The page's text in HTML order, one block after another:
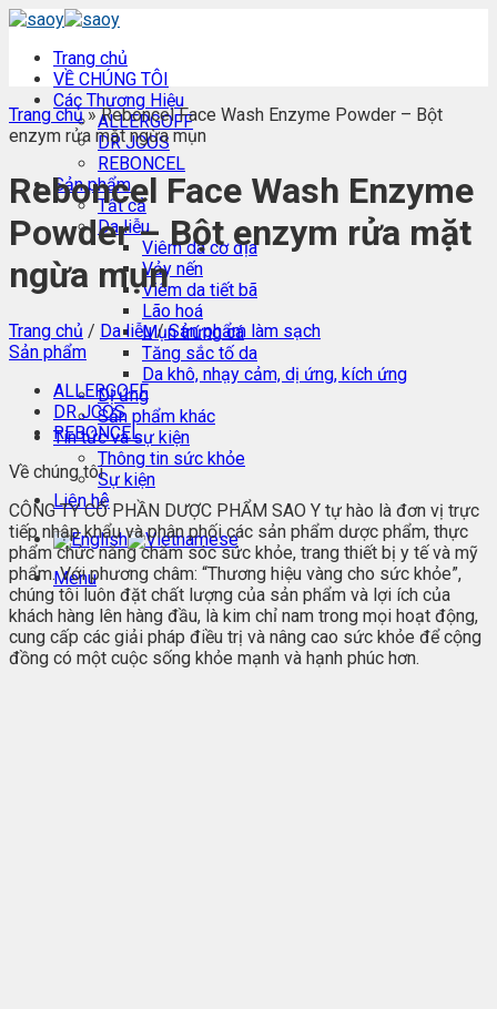
Skip
contentTrang chủ
VỀ CHÚNG TÔI
Các Thương Hiệu
ALLERGOFF
DR JCOS
REBONCEL
Sản phẩm
Tất cả
Da liễu
Viêm da cơ địa
Vảy nến
Viêm da tiết bã
Lão hoá
Mụn trứng cá
Tăng sắc tố da
Da khô, nhạy cảm, dị ứng, kích ứng
Dị ứng
Sản phẩm khác
Tin tức và sự kiện
Thông tin sức khỏe
Sự kiện
Liên hệ
Menu
Trang chủ»Reboncel Face Wash Enzyme Powder – Bột
enzym rửa mặt ngừa mụn
Reboncel Face Wash Enzyme
Powder – Bột enzym rửa mặt
ngừa mụn
Trang chủ / Da liễu / Sản phẩm làm sạch
Sản phẩm
ALLERGOFF
DR JCOS
REBONCEL
Về chúng tôi
CÔNG TY CỔ PHẦN DƯỢC PHẨM SAO Y tự hào là đơn vị trực
tiếp nhập khẩu và phân phối các sản phẩm dược phẩm, thực
phẩm chức năng chăm sóc sức khỏe, trang thiết bị y tế và mỹ
phẩm. Với phương châm: “Thương hiệu vàng cho sức khỏe”,
chúng tôi luôn đặt chất lượng của sản phẩm và lợi ích của
khách hàng lên hàng đầu, là kim chỉ nam trong mọi hoạt động,
cung cấp các giải pháp điều trị và nâng cao sức khỏe để cộng
đồng có một cuộc sống khỏe mạnh và hạnh phúc hơn.